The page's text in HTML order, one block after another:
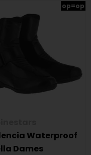
op=op
Waterproof
Dames